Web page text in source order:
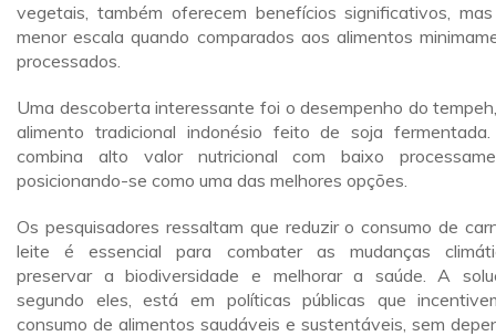
vegetais, também oferecem benefícios significativos,
menor escala quando comparados aos alimentos
processados.
Uma descoberta interessante foi o desempenho do
alimento tradicional indonésio feito de soja
combina alto valor nutricional com baixo
posicionando-se como uma das melhores opções.
Os pesquisadores ressaltam que reduzir o consumo de
leite é essencial para combater as mudanças
preservar a biodiversidade e melhorar a saúde. A
segundo eles, está em políticas públicas que
consumo de alimentos saudáveis e sustentáveis, sem